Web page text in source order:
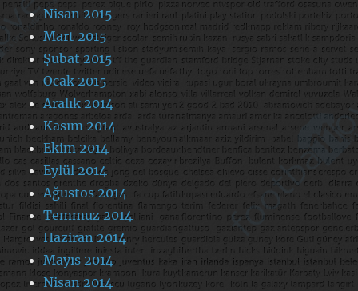
Nisan 2015
Mart 2015
Şubat 2015
Ocak 2015
Aralık 2014
Kasım 2014
Ekim 2014
Eylül 2014
Ağustos 2014
Temmuz 2014
Haziran 2014
Mayıs 2014
Nisan 2014